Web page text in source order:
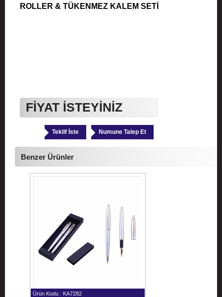
ROLLER & TÜKENMEZ KALEM SETİ
FİYAT İSTEYİNİZ
Numune Talep Et
Teklif İste
Benzer Ürünler
Ürün Kodu : KA7282